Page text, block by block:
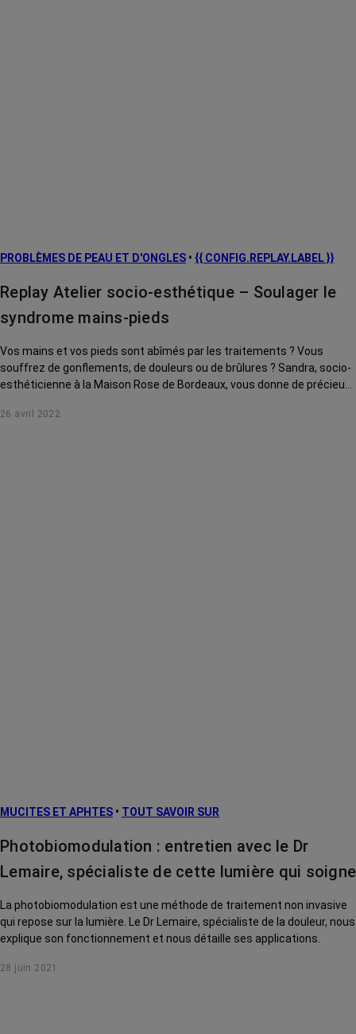
PROBLÈMES DE PEAU ET D'ONGLES • {{ CONFIG.REPLAY.LABEL }}
Replay Atelier socio-esthétique – Soulager le
syndrome mains-pieds
Vos mains et vos pieds sont abîmés par les traitements ? Vous
souffrez de gonflements, de douleurs ou de brûlures ? Sandra, socio-
esthéticienne à la Maison Rose de Bordeaux, vous donne de précieux
26 avril 2022
MUCITES ET APHTES • TOUT SAVOIR SUR
Photobiomodulation : entretien avec le Dr
Lemaire, spécialiste de cette lumière qui soigne
La photobiomodulation est une méthode de traitement non invasive
qui repose sur la lumière. Le Dr Lemaire, spécialiste de la douleur, nous
explique son fonctionnement et nous détaille ses applications.
28 juin 2021